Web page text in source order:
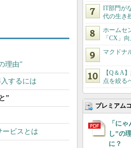
理由”
するには
”
ービスとは
IT部門が
代の生き
ホームセ
「CX」
マクドナ
【Q＆A
点を絞る
プレミアム
「に
し”の
に？